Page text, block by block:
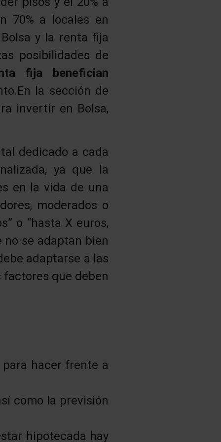
70% a locales en
y la renta fija
posibilidades de
fija benefician
la sección de
invertir en Bolsa,
dedicado a cada
ya que la
en la vida de una
moderados o
o “hasta X euros,
no se adaptan bien
adaptarse a las
factores que deben
hacer frente a
como la previsión
hipotecada hay